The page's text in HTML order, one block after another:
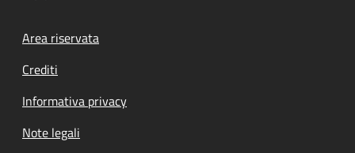
Footer menu
Area riservata
Crediti
Informativa privacy
Note legali